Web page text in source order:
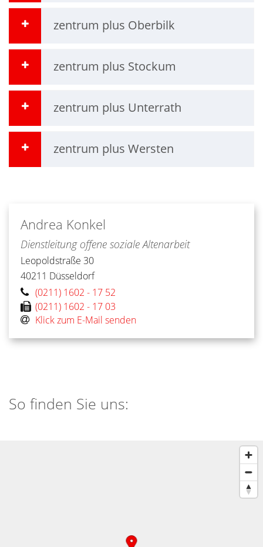
zentrum plus Oberbilk
zentrum plus Stockum
zentrum plus Unterrath
zentrum plus Wersten
Andrea Konkel
Dienstleitung offene soziale Altenarbeit
Leopoldstraße 30
40211 Düsseldorf
(0211) 1602 - 17 52
(0211) 1602 - 17 03
Klick zum E-Mail senden
So finden Sie uns: